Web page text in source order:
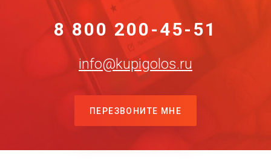
8 800 200-45-51
info@kupigolos.ru
ПЕРЕЗВОНИТЕ МНЕ